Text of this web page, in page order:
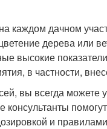
каждом дачном
дерева или
высокие
в частности,
вы всегда можете
и